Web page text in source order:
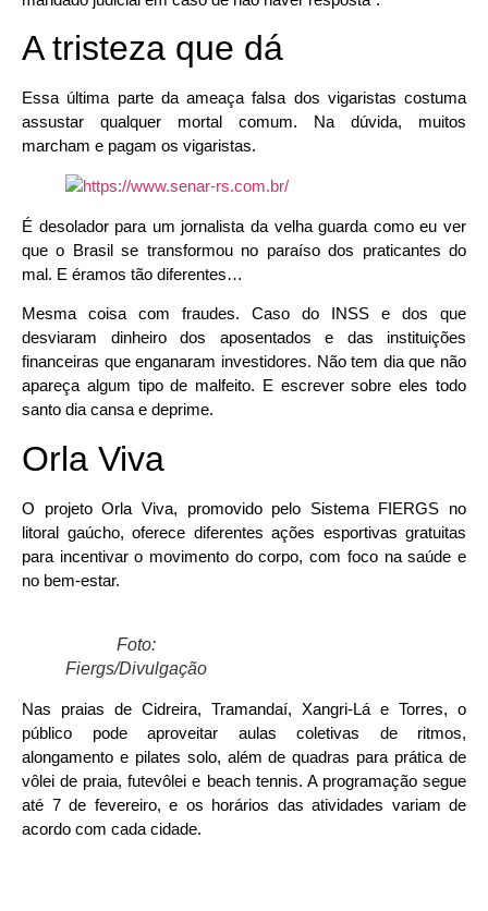
A tristeza que dá
Essa última parte da ameaça falsa dos vigaristas costuma
assustar qualquer mortal comum. Na dúvida, muitos
marcham e pagam os vigaristas.
É desolador para um jornalista da velha guarda como eu ver
que o Brasil se transformou no paraíso dos praticantes do
mal. E éramos tão diferentes…
Mesma coisa com fraudes. Caso do INSS e dos que
desviaram dinheiro dos aposentados e das instituições
financeiras que enganaram investidores. Não tem dia que não
apareça algum tipo de malfeito. E escrever sobre eles todo
santo dia cansa e deprime.
Orla Viva
O projeto Orla Viva, promovido pelo Sistema FIERGS no
litoral gaúcho, oferece diferentes ações esportivas gratuitas
para incentivar o movimento do corpo, com foco na saúde e
no bem-estar.
Foto:
Fiergs/Divulgação
Nas praias de Cidreira, Tramandaí, Xangri-Lá e Torres, o
público pode aproveitar aulas coletivas de ritmos,
alongamento e pilates solo, além de quadras para prática de
vôlei de praia, futevôlei e beach tennis. A programação segue
até 7 de fevereiro, e os horários das atividades variam de
acordo com cada cidade.